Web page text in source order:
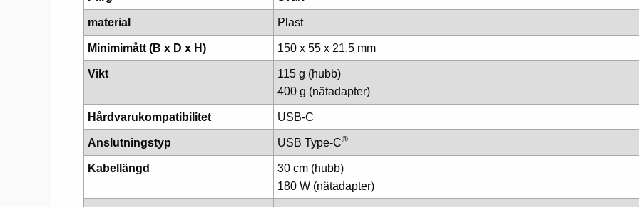
material Plast
Minimimått (B x D x H) 150 x 55 x 21,5 mm
Vikt
115 g (hubb)
400 g (nätadapter)
Hårdvarukompatibilitet USB-C
Anslutningstyp USB Type-C®
Kabellängd
30 cm (hubb)
180 W (nätadapter)